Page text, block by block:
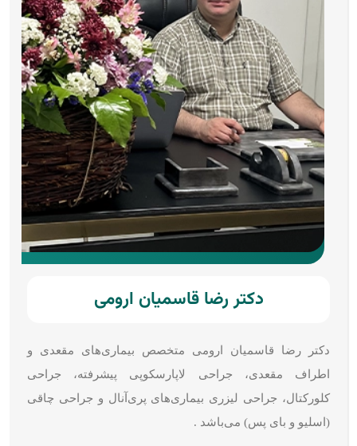
دکتر رضا قاسمیان ارومی
دکتر رضا قاسمیان ارومی متخصص بیماری‌های مقعدی و
اطراف مقعدی، جراحی لاپارسکوپی پیشرفته، جراحی
کلورکتال، جراحی لیزری بیماری‌های پری‌آنال و جراحی چاقی
(اسلیو و بای پس) می‌باشد .